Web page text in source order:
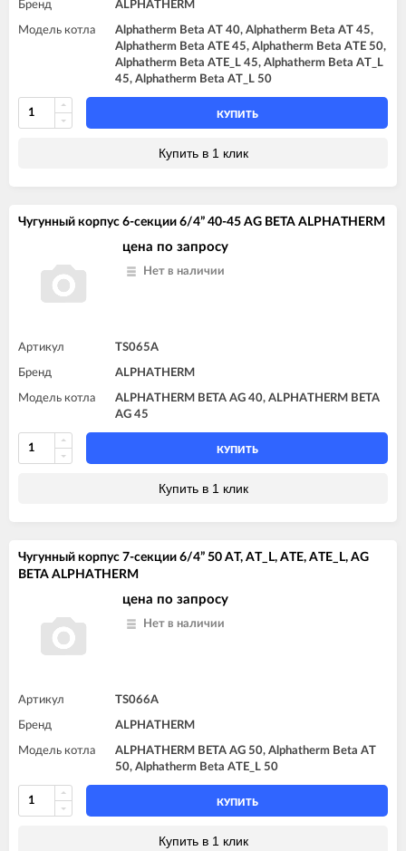
Бренд ALPHATHERM
Модель котла
Alphatherm Beta AT 40, Alphatherm Beta AT 45,
Alphatherm Beta ATE 45, Alphatherm Beta ATE 50,
Alphatherm Beta ATE_L 45, Alphatherm Beta AT_L
45, Alphatherm Beta AT_L 50
КУПИТЬ
Купить в 1 клик
Чугунный корпус 6-секции 6/4” 40-45 AG BETA ALPHATHERM
цена по запросу
Нет в наличии
Артикул TS065A
Бренд ALPHATHERM
Модель котла
ALPHATHERM BETA AG 40, ALPHATHERM BETA
AG 45
КУПИТЬ
Купить в 1 клик
Чугунный корпус 7-секции 6/4” 50 AT, AT_L, ATE, ATE_L, AG
BETA ALPHATHERM
цена по запросу
Нет в наличии
Артикул TS066A
Бренд ALPHATHERM
Модель котла
ALPHATHERM BETA AG 50, Alphatherm Beta AT
50, Alphatherm Beta ATE_L 50
КУПИТЬ
Купить в 1 клик